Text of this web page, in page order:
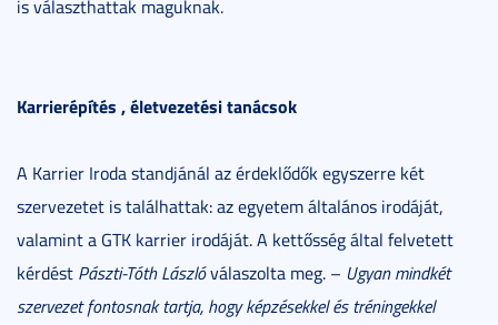
is választhattak maguknak.
Karrierépítés , életvezetési tanácsok
A Karrier Iroda standjánál az érdeklődők egyszerre két
szervezetet is találhattak: az egyetem általános irodáját,
valamint a GTK karrier irodáját. A kettősség által felvetett
kérdést Pászti-Tóth Lászlóválaszolta meg. – Ugyan mindkét
szervezet fontosnak tartja, hogy képzésekkel és tréningekkel